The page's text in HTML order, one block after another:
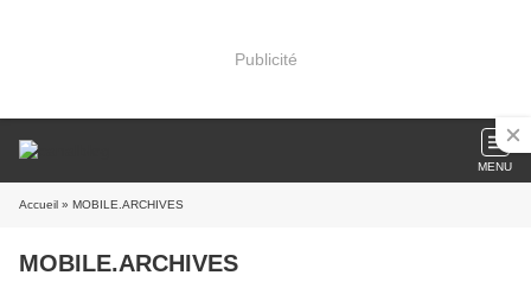
Publicité
MENU
Accueil » MOBILE.ARCHIVES
MOBILE.ARCHIVES